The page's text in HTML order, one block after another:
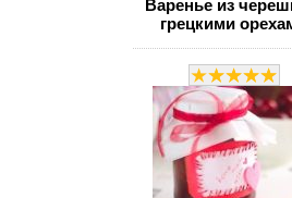
Варенье из
грецкими